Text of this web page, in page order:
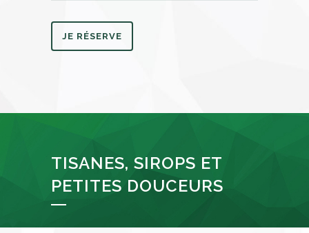
JE RÉSERVE
TISANES, SIROPS ET
PETITES DOUCEURS